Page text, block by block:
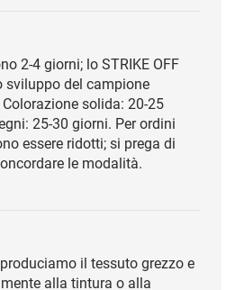
2-4 giorni; lo STRIKE OFF
sviluppo del campione
solida: 20-25
25-30 giorni. Per ordini
essere ridotti; si prega di
le modalità.
il tessuto grezzo e
alla tintura o alla